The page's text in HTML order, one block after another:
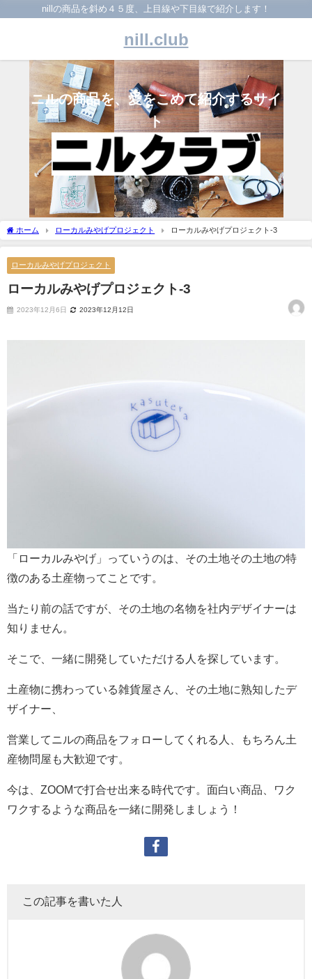
nillの商品を斜め４５度、上目線や下目線で紹介します！
nill.club
ニルの商品を、愛をこめて紹介するサイ
ト
ホーム ローカルみやげプロジェクト ローカルみやげプロジェクト-3
ローカルみやげプロジェクト
ローカルみやげプロジェクト-3
2023年12月6日 2023年12月12日
「ローカルみやげ」っていうのは、その土地その土地の特
徴のある土産物ってことです。
当たり前の話ですが、その土地の名物を社内デザイナーは
知りません。
そこで、一緒に開発していただける人を探しています。
土産物に携わっている雑貨屋さん、その土地に熟知したデ
ザイナー、
営業してニルの商品をフォローしてくれる人、もちろん土
産物問屋も大歓迎です。
今は、ZOOMで打合せ出来る時代です。面白い商品、ワク
ワクするような商品を一緒に開発しましょう！
この記事を書いた人